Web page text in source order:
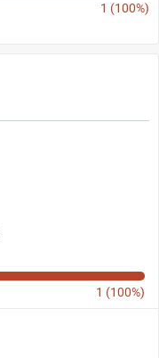
1 (100%)
1 (100%)